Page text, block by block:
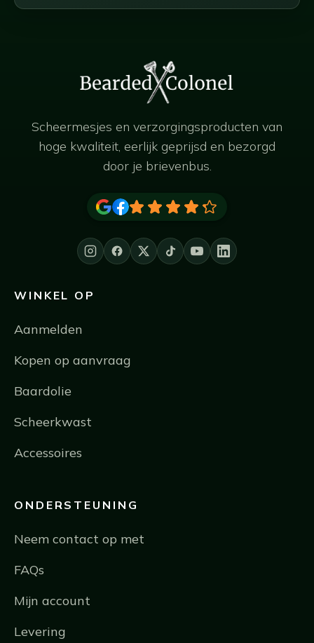
Scheermesjes en verzorgingsproducten van
hoge kwaliteit, eerlijk geprijsd en bezorgd
door je brievenbus.
WINKEL OP
Aanmelden
Kopen op aanvraag
Baardolie
Scheerkwast
Accessoires
ONDERSTEUNING
Neem contact op met
FAQs
Mijn account
Levering